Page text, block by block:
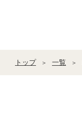
トップ ＞ 一覧 ＞